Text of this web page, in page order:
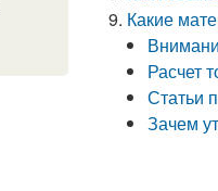
Какие
Расчет
Статьи
Зачем